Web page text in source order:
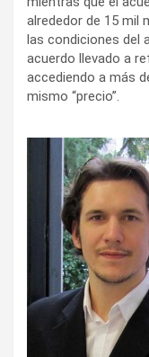
alrededor de 15 mil
las condiciones del
acuerdo llevado a
accediendo a más
mismo “precio”.